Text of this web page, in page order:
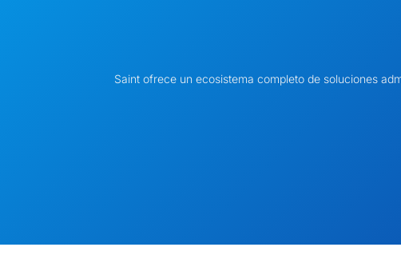
Saint ofrece un ecosistema completo de soluciones